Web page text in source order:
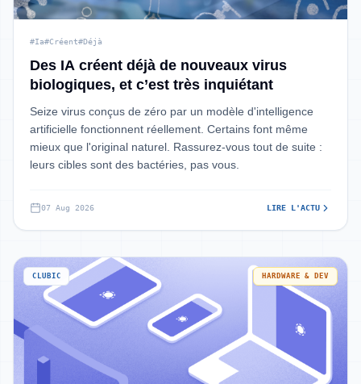
#Ia#Créent#Déjà
Des IA créent déjà de nouveaux virus
biologiques, et c’est très inquiétant
Seize virus conçus de zéro par un modèle d'intelligence
artificielle fonctionnent réellement. Certains font même
mieux que l'original naturel. Rassurez-vous tout de suite :
leurs cibles sont des bactéries, pas vous.
07 Aug 2026 LIRE L'ACTU
CLUBIC HARDWARE & DEV